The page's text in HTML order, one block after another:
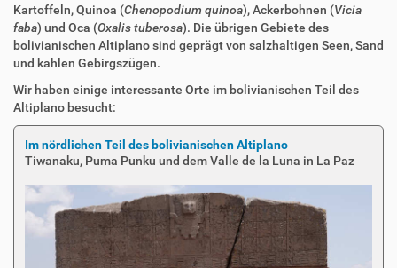
Kartoffeln, Quinoa (Chenopodium quinoa), Ackerbohnen (Vicia
faba) und Oca (Oxalis tuberosa). Die übrigen Gebiete des
bolivianischen Altiplano sind geprägt von salzhaltigen Seen, Sand
und kahlen Gebirgszügen.
Wir haben einige interessante Orte im bolivianischen Teil des
Altiplano besucht:
Im nördlichen Teil des bolivianischen Altiplano
Tiwanaku, Puma Punku und dem Valle de la Luna in La Paz